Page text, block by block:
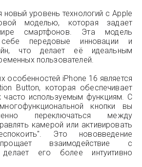
новый уровень технологий с Apple
моделью, которая задает
смартфонов. Эта модель
передовые инновации и
что делает её идеальным
пользователей.
особенностей iPhone 16 является
Button, которая обеспечивает
часто используемым функциям. С
кнопки вы
переключаться между
камерой или активировать
Это нововведение
взаимодействие с
его более интуитивно